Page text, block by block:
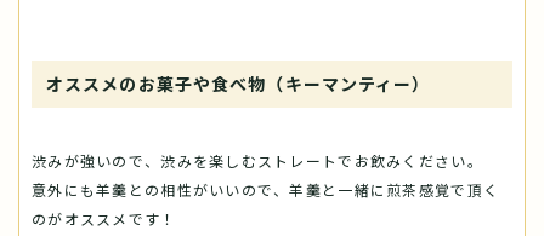
オススメのお菓子や食べ物（キーマンティー）
渋みが強いので、渋みを楽しむストレートでお飲みください。
意外にも羊羹との相性がいいので、羊羹と一緒に煎茶感覚で頂く
のがオススメです！